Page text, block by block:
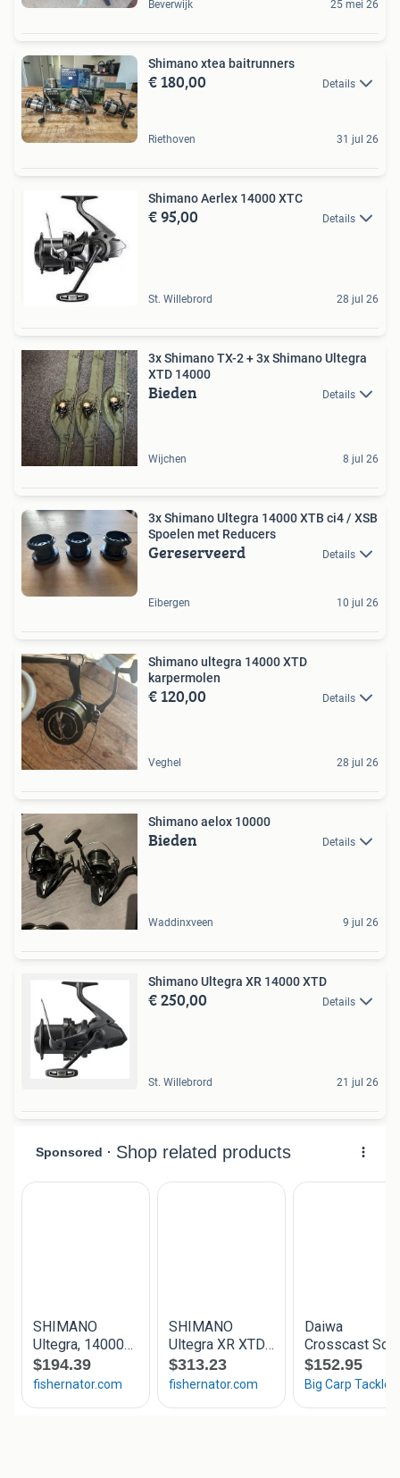
Beverwijk 25 mei 26
Shimano xtea baitrunners
€ 180,00 Details
Riethoven 31 jul 26
Shimano Aerlex 14000 XTC
€ 95,00 Details
St. Willebrord 28 jul 26
3x Shimano TX-2 + 3x Shimano Ultegra
XTD 14000
Bieden Details
Wijchen 8 jul 26
3x Shimano Ultegra 14000 XTB ci4 / XSB
Spoelen met Reducers
Gereserveerd Details
Eibergen 10 jul 26
Shimano ultegra 14000 XTD
karpermolen
€ 120,00 Details
Veghel 28 jul 26
Shimano aelox 10000
Bieden Details
Waddinxveen 9 jul 26
Shimano Ultegra XR 14000 XTD
€ 250,00 Details
St. Willebrord 21 jul 26